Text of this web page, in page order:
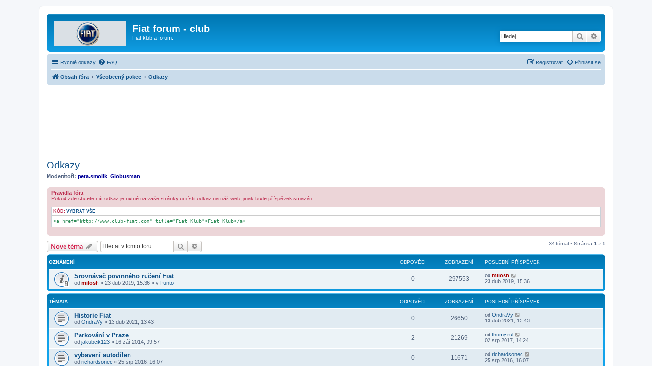
Fiat forum - club
Fiat klub a forum. Hledat
Rychlé odkazy FAQ Přihlásit se
Registrovat
Obsah fóra Všeobecný pokec Odkazy
Odkazy
Moderátoři: peta.smolik Globusman
Pravidla fóra
Pokud zde chcete mít odkaz je nutné na vaše stránky umístit odkaz na náš web, jinak bude příspěvek smazán.
KÓD: VYBRAT VŠE
<a href="http://www.club-fiat.com" title="Fiat Klub">Fiat Klub</a>
Nové téma Hledat 34 témat • Stránka 1 z 1
OZNÁMENÍ ODPOVĚDI ZOBRAZENÍ POSLEDNÍ PŘÍSPĚVEK
Srovnávač povinného ručení Fiat
od milosh » 23 dub 2019, 15:36 » v Punto
0 297553 od milosh
23 dub 2019, 15:36
TÉMATA ODPOVĚDI ZOBRAZENÍ POSLEDNÍ PŘÍSPĚVEK
Historie Fiat
od OndraVy » 13 dub 2021, 13:43
0 26650 od OndraVy
13 dub 2021, 13:43
Parkování v Praze
od jakubcik123 » 16 zář 2014, 09:57
2 21269 od thomy.rul
02 srp 2017, 14:24
vybavení autodílen
od richardsonec » 25 srp 2016, 16:07
0 11671 od richardsonec
25 srp 2016, 16:07